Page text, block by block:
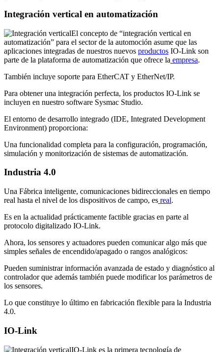
Integración vertical en automatización
El concepto de “integración vertical en
automatización” para el sector de la automoción asume que las
aplicaciones integradas de nuestros nuevos productos IO-Link son
parte de la plataforma de automatización que ofrece la empresa.
También incluye soporte para EtherCAT y EtherNet/IP.
Para obtener una integración perfecta, los productos IO-Link se
incluyen en nuestro software Sysmac Studio.
El entorno de desarrollo integrado (IDE, Integrated Development
Environment) proporciona:
Una funcionalidad completa para la configuración, programación,
simulación y monitorización de sistemas de automatización.
Industria 4.0
Una Fábrica inteligente, comunicaciones bidireccionales en tiempo
real hasta el nivel de los dispositivos de campo, es real.
Es en la actualidad prácticamente factible gracias en parte al
protocolo digitalizado IO-Link.
Ahora, los sensores y actuadores pueden comunicar algo más que
simples señales de encendido/apagado o rangos analógicos:
Pueden suministrar información avanzada de estado y diagnóstico al
controlador que además también puede modificar los parámetros de
los sensores.
Lo que constituye lo último en fabricación flexible para la Industria
4.0.
IO-Link
IO-Link es la primera tecnología de